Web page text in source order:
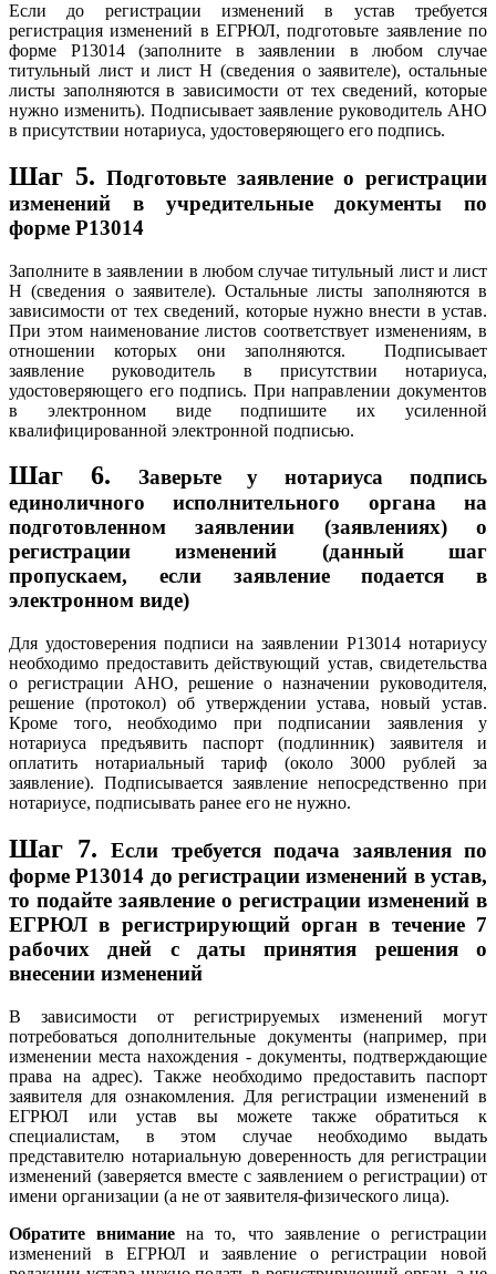
Если до регистрации изменений в устав требуется
регистрация изменений в ЕГРЮЛ, подготовьте заявление по
форме Р13014 (заполните в заявлении в любом случае
титульный лист и лист Н (сведения о заявителе), остальные
листы заполняются в зависимости от тех сведений, которые
нужно изменить). Подписывает заявление руководитель АНО
в присутствии нотариуса, удостоверяющего его подпись.
Шаг 5. Подготовьте заявление о регистрации
изменений в учредительные документы по
форме Р13014
Заполните в заявлении в любом случае титульный лист и лист
Н (сведения о заявителе). Остальные листы заполняются в
зависимости от тех сведений, которые нужно внести в устав.
При этом наименование листов соответствует изменениям, в
отношении которых они заполняются. Подписывает
заявление руководитель в присутствии нотариуса,
удостоверяющего его подпись. При направлении документов
в электронном виде подпишите их усиленной
квалифицированной электронной подписью.
Шаг 6.
Заверьте у нотариуса подпись
единоличного исполнительного органа на
подготовленном заявлении (заявлениях) о
регистрации изменений (данный шаг
пропускаем, если заявление подается в
электронном виде)
Для удостоверения подписи на заявлении Р13014 нотариусу
необходимо предоставить действующий устав, свидетельства
о регистрации АНО, решение о назначении руководителя,
решение (протокол) об утверждении устава, новый устав.
Кроме того, необходимо при подписании заявления у
нотариуса предъявить паспорт (подлинник) заявителя и
оплатить нотариальный тариф (около 3000 рублей за
заявление). Подписывается заявление непосредственно при
нотариусе, подписывать ранее его не нужно.
Шаг 7.
Если требуется подача заявления по
форме P13014 до регистрации изменений в устав,
то подайте заявление о регистрации изменений в
ЕГРЮЛ в регистрирующий орган в течение 7
рабочих дней с даты принятия решения о
внесении изменений
В зависимости от регистрируемых изменений могут
потребоваться дополнительные документы (например, при
изменении места нахождения - документы, подтверждающие
права на адрес). Также необходимо предоставить паспорт
заявителя для ознакомления. Для регистрации изменений в
ЕГРЮЛ или устав вы можете также обратиться к
специалистам, в этом случае необходимо выдать
представителю нотариальную доверенность для регистрации
изменений (заверяется вместе с заявлением о регистрации) от
имени организации (а не от заявителя-физического лица).
Обратите внимание на то, что заявление о регистрации
изменений в ЕГРЮЛ и заявление о регистрации новой